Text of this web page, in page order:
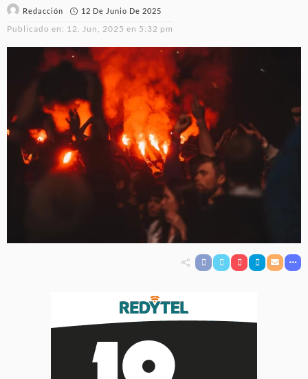
Redacción 12 De Junio De 2025
Publicado en: 12. Jun, 2025 en 5:32 pm